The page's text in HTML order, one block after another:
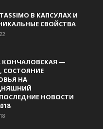
В КАПСУЛАХ И
СВОЙСТВА
—
СОСТОЯНИЕ
НА
НОВОСТИ